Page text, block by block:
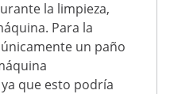
la limpieza,
Para la
un paño
que esto podría